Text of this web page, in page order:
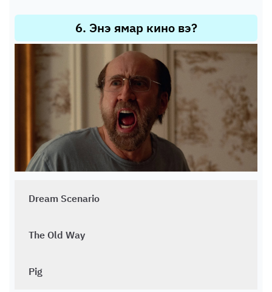
6. Энэ ямар кино вэ?
Dream Scenario
The Old Way
Pig